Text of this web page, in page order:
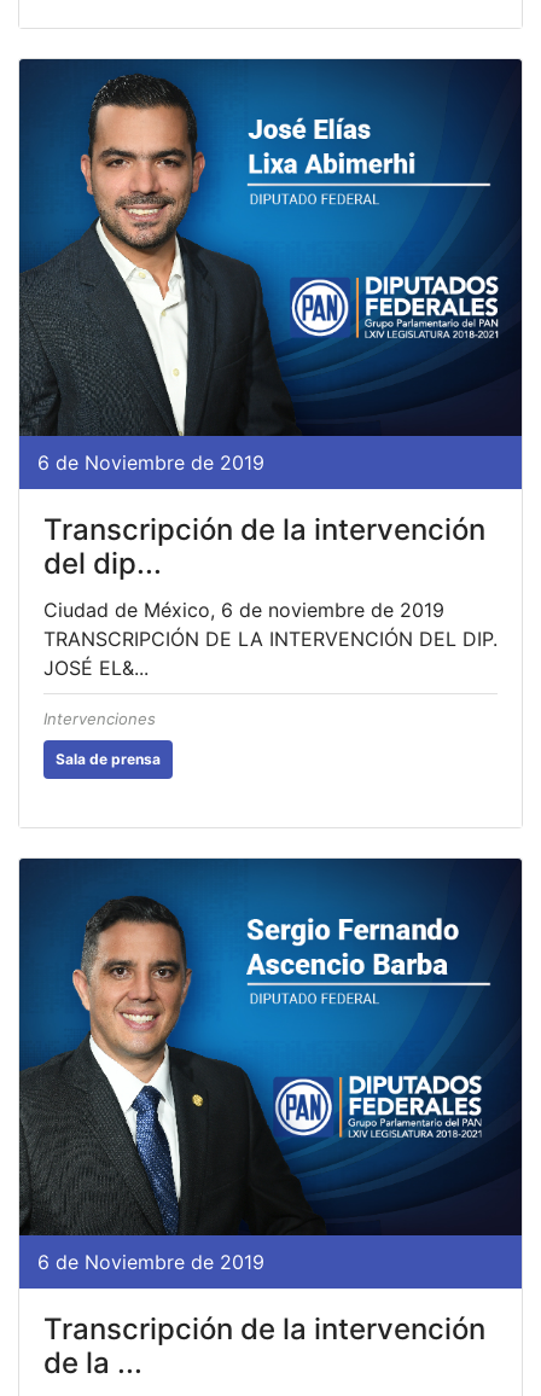
6 de Noviembre de 2019
Transcripción de la intervención
del dip...
Ciudad de México, 6 de noviembre de 2019
TRANSCRIPCIÓN DE LA INTERVENCIÓN DEL DIP.
JOSÉ EL&...
Intervenciones
Sala de prensa
6 de Noviembre de 2019
Transcripción de la intervención
de la ...